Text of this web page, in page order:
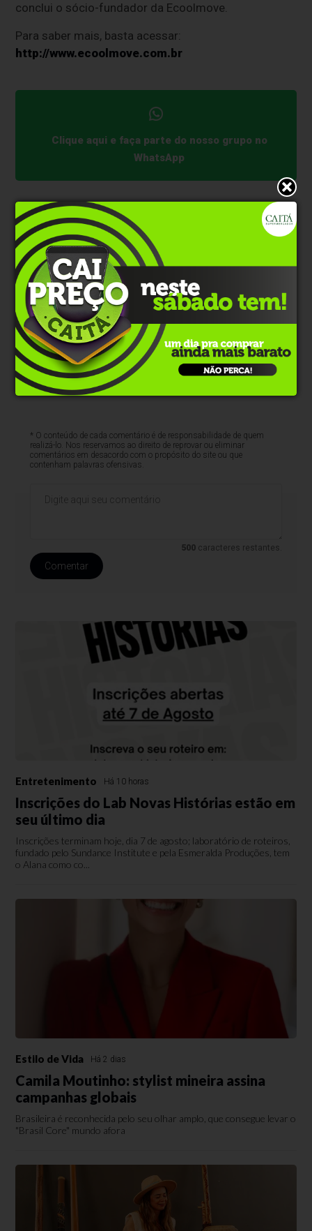
conclui o sócio-fundador da Ecoolmove.
Para saber mais, basta acessar:
http://www.ecoolmove.com.br
Clique aqui e faça parte do nosso grupo no
WhatsApp
* O conteúdo de cada comentário é de responsabilidade de quem
realizá-lo. Nos reservamos ao direito de reprovar ou eliminar
comentários em desacordo com o propósito do site ou que
contenham palavras ofensivas.
500 caracteres restantes.
Comentar
Entretenimento Há 10 horas
Inscrições do Lab Novas Histórias estão em
seu último dia
Inscrições terminam hoje, dia 7 de agosto; laboratório de roteiros,
fundado pelo Sundance Institute e pela Esmeralda Produções, tem
o Alana como co...
Estilo de Vida Há 2 dias
Camila Moutinho: stylist mineira assina
campanhas globais
Brasileira é reconhecida pelo seu olhar amplo, que consegue levar o
"Brasil Core" mundo afora